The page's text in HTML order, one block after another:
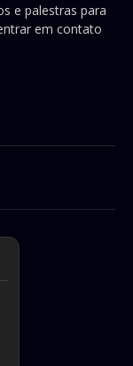
e palestras para
em contato